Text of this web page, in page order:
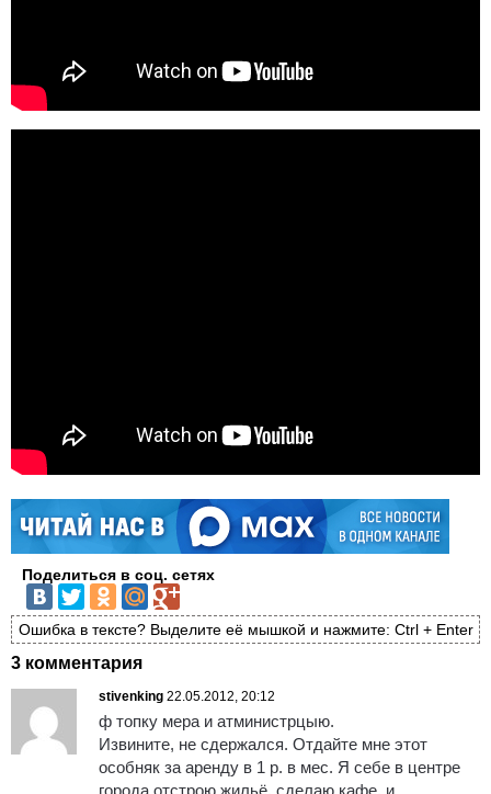
Поделиться в соц. сетях
Ошибка в тексте? Выделите её мышкой и нажмите: Ctrl + Enter
3 комментария
stivenking 22.05.2012, 20:12
ф топку мера и атминистрцыю.
Извините, не сдержался. Отдайте мне этот
особняк за аренду в 1 р. в мес. Я себе в центре